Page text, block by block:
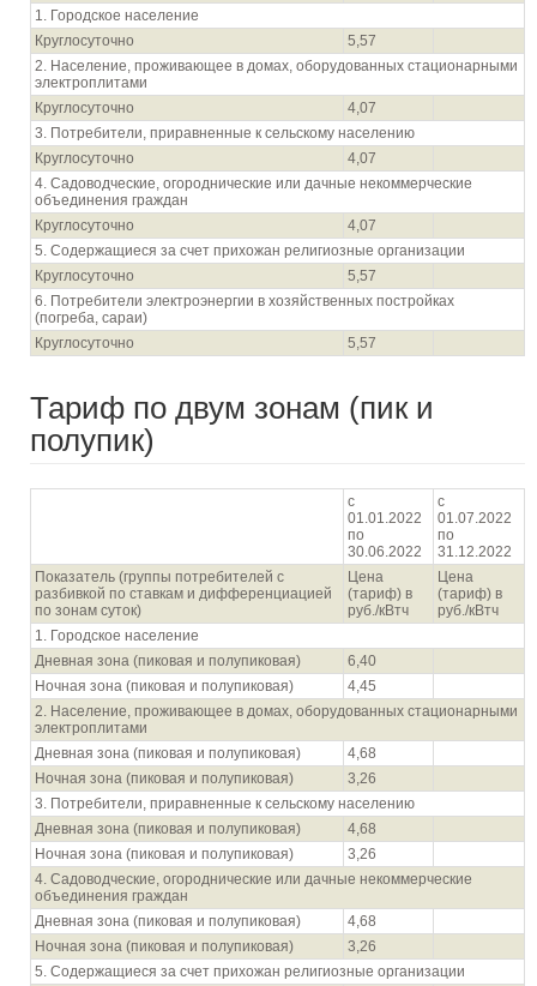
1. Городское население
Круглосуточно
5,57
2. Население, проживающее в домах, оборудованных стационарными
электроплитами
Круглосуточно
4,07
3. Потребители, приравненные к сельскому населению
Круглосуточно
4,07
4. Садоводческие, огороднические или дачные некоммерческие
объединения граждан
Круглосуточно
4,07
5. Содержащиеся за счет прихожан религиозные организации
Круглосуточно
5,57
6. Потребители электроэнергии в хозяйственных постройках
(погреба, сараи)
Круглосуточно
5,57
Тариф по двум зонам (пик и
полупик)
с
01.01.2022
по
30.06.2022
с
01.07.2022
по
31.12.2022
Показатель (группы потребителей с
разбивкой по ставкам и дифференциацией
по зонам суток)
Цена
(тариф) в
руб./кВтч
Цена
(тариф) в
руб./кВтч
1. Городское население
Дневная зона (пиковая и полупиковая)
6,40
Ночная зона (пиковая и полупиковая)
4,45
2. Население, проживающее в домах, оборудованных стационарными
электроплитами
Дневная зона (пиковая и полупиковая)
4,68
Ночная зона (пиковая и полупиковая)
3,26
3. Потребители, приравненные к сельскому населению
Дневная зона (пиковая и полупиковая)
4,68
Ночная зона (пиковая и полупиковая)
3,26
4. Садоводческие, огороднические или дачные некоммерческие
объединения граждан
Дневная зона (пиковая и полупиковая)
4,68
Ночная зона (пиковая и полупиковая)
3,26
5. Содержащиеся за счет прихожан религиозные организации